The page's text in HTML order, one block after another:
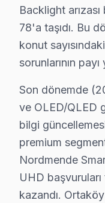
Nordmende
✓ 15+ Yıl Deneyim
✓ Orijinal Yedek
✓ Ücretsiz Arıza
Beşiktaş
Beşiktaş ilçesi,
Beşiktaş,
Backlight
78'a taşıdı. Bu
konut
sorunlarının
Son dönemde
ve OLED/QLED
bilgi
premium
Nordmende
UHD
kazandı.